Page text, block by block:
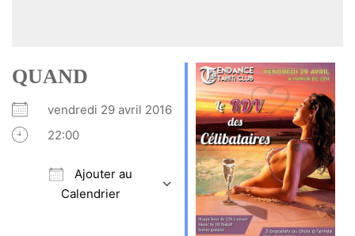
QUAND
vendredi 29 avril 2016
22:00
Ajouter au
Calendrier
Office 365Outlook Live